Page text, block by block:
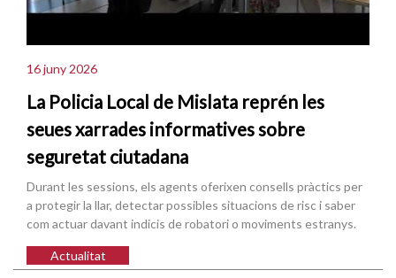
16 juny 2026
La Policia Local de Mislata reprén les
seues xarrades informatives sobre
seguretat ciutadana
Durant les sessions, els agents oferixen consells pràctics per
a protegir la llar, detectar possibles situacions de risc i saber
com actuar davant indicis de robatori o moviments estranys.
Actualitat